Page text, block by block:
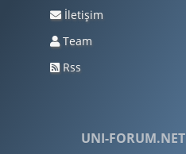
İletişim
Team
Rss
UNI-FORUM.NET